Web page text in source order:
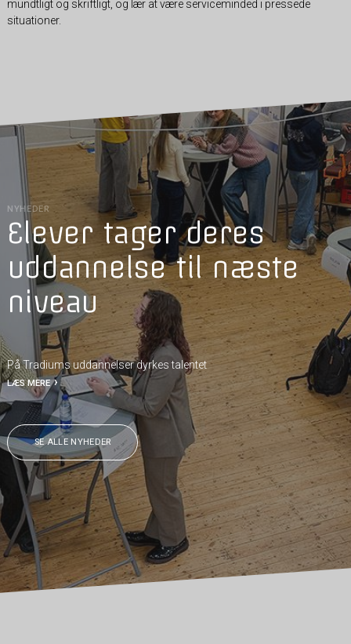
mundtligt og skriftligt, og lær at være serviceminded i pressede
situationer.
NYHEDER
Elever tager deres
uddannelse til næste
niveau
På Tradiums uddannelser dyrkes talentet
LÆS MERE
SE ALLE NYHEDER